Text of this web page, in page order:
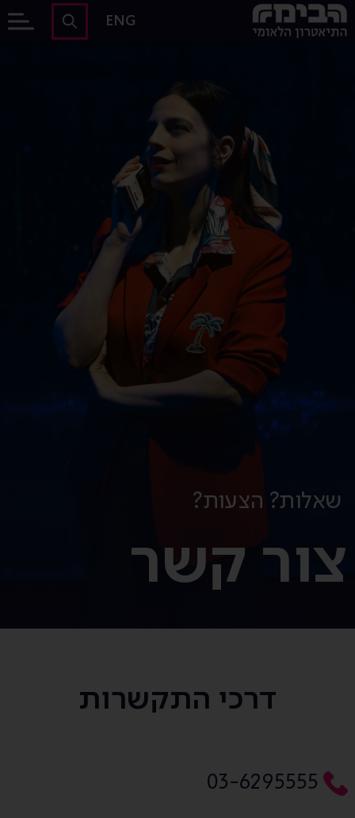
דלג לתוכן הראשי
הבימה - התיאטרון הלאומי של ישראל
ENG
שאלות? הצעות?
צור קשר
דרכי התקשרות
03-6295555